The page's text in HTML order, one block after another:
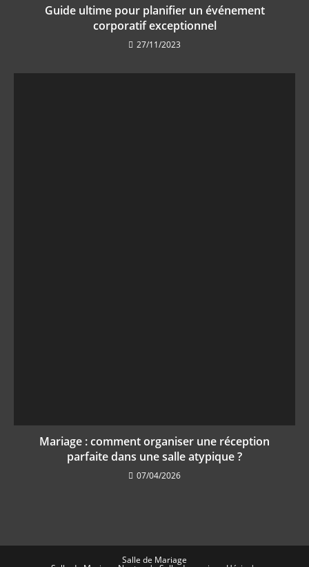
Guide ultime pour planifier un événement
corporatif exceptionnel
27/11/2023
Mariage : comment organiser une réception
parfaite dans une salle atypique ?
07/04/2026
Salle de Mariage